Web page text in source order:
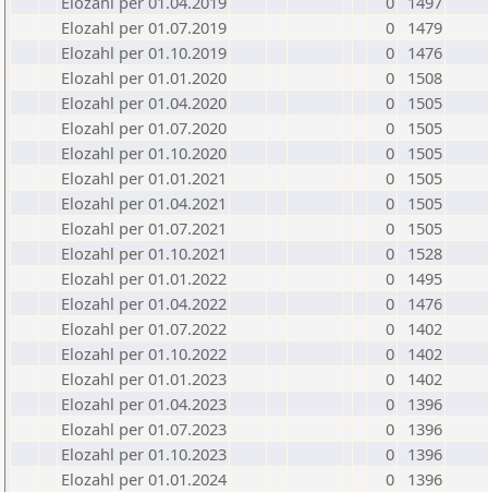
Elozahl per 01.07.2019
0
1479
Elozahl per 01.10.2019
0
1476
Elozahl per 01.01.2020
0
1508
Elozahl per 01.04.2020
0
1505
Elozahl per 01.07.2020
0
1505
Elozahl per 01.10.2020
0
1505
Elozahl per 01.01.2021
0
1505
Elozahl per 01.04.2021
0
1505
Elozahl per 01.07.2021
0
1505
Elozahl per 01.10.2021
0
1528
Elozahl per 01.01.2022
0
1495
Elozahl per 01.04.2022
0
1476
Elozahl per 01.07.2022
0
1402
Elozahl per 01.10.2022
0
1402
Elozahl per 01.01.2023
0
1402
Elozahl per 01.04.2023
0
1396
Elozahl per 01.07.2023
0
1396
Elozahl per 01.10.2023
0
1396
Elozahl per 01.01.2024
0
1396